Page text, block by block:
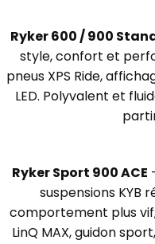
Ryker 600 / 900
style, confort et
pneus XPS Ride,
LED. Polyvalent et
Ryker Sport 900 ACE
suspensions KYB
comportement plus
LinQ MAX, guidon